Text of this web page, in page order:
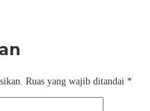
Ruas yang wajib ditandai *